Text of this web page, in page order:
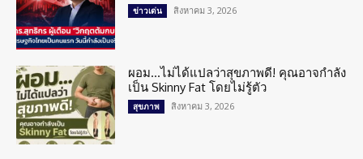
ข่าวเด่น สิงหาคม 3, 2026
ผอม…ไม่ได้แปลว่าสุขภาพดี! คุณอาจกำลัง
เป็น Skinny Fat โดยไม่รู้ตัว
สุขภาพ สิงหาคม 3, 2026